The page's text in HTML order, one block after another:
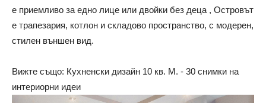
е приемливо за едно лице или двойки без деца , Островът
е трапезария, котлон и складово пространство, с модерен,
стилен външен вид.
Вижте също: Кухненски дизайн 10 кв. М. - 30 снимки на
интериорни идеи